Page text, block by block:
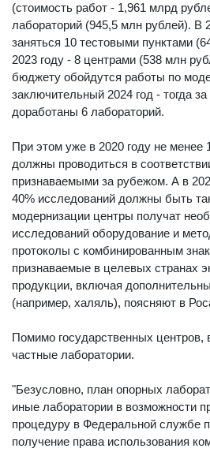
(стоимость работ - 1,961 млрд
лабораторий (945,5 млн рублей). В
заняться 10 тестовыми пунктами
2023 году - 8 центрами (538 млн
бюджету обойдутся работы по
заключительный 2024 год - тогда
доработаны 6 лабораторий.
При этом уже в 2020 году не менее
должны проводиться в
признаваемыми за рубежом. А в
40% исследований должны быть
модернизации центры получат
исследований оборудование и
протоколы с комбинированным
признаваемые в целевых странах
продукции, включая
(например, халяль), поясняют в
Помимо государственных центров,
частные лаборатории.
"Безусловно, план опорных
иные лаборатории в возможности
процедуру в Федеральной службе
получение права использования